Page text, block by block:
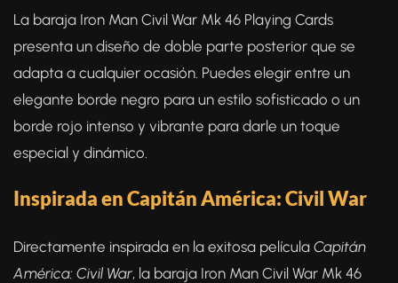
La baraja Iron Man Civil War Mk 46 Playing Cards
presenta un diseño de doble parte posterior que se
adapta a cualquier ocasión. Puedes elegir entre un
elegante borde negro para un estilo sofisticado o un
borde rojo intenso y vibrante para darle un toque
especial y dinámico.
Inspirada en Capitán América: Civil War
Directamente inspirada en la exitosa película Capitán
América: Civil War, la baraja Iron Man Civil War Mk 46